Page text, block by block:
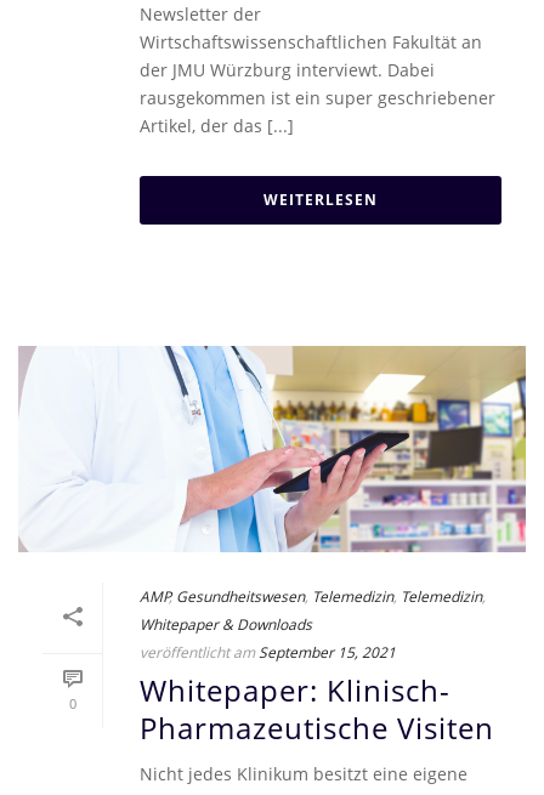
Newsletter der
Wirtschaftswissenschaftlichen Fakultät an
der JMU Würzburg interviewt. Dabei
rausgekommen ist ein super geschriebener
Artikel, der das [...]
WEITERLESEN
0
AMP,Gesundheitswesen, Telemedizin, Telemedizin,
Whitepaper & Downloads
veröffentlicht am September 15, 2021
Whitepaper: Klinisch-
Pharmazeutische Visiten
Nicht jedes Klinikum besitzt eine eigene